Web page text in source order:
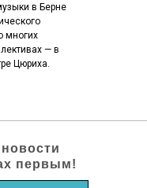
в Берне
многих
— в
Цюриха.
первым!